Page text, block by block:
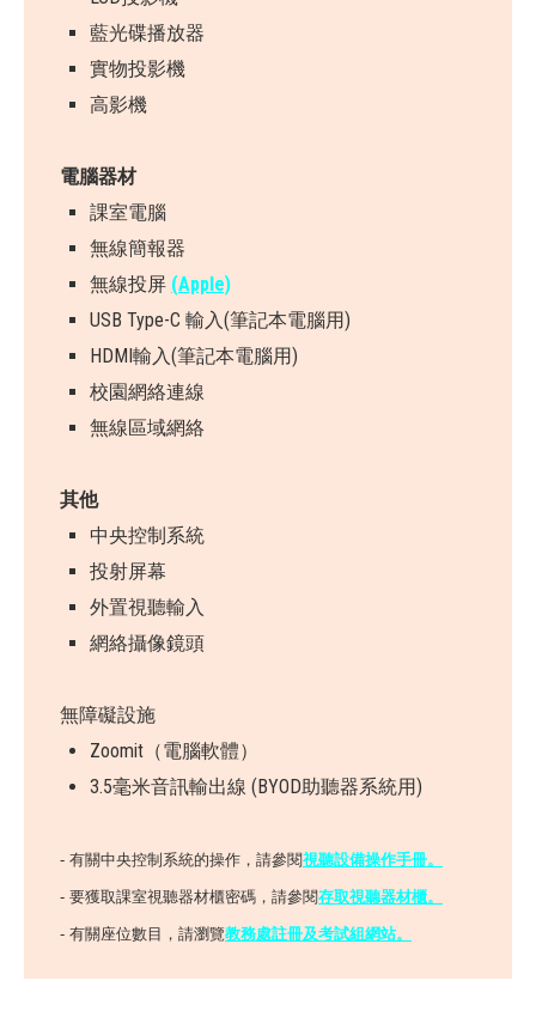
藍光碟播放器
實物投影機
高影機
電腦器材
課室電腦
無線簡報器
無線投屏 (Apple)
USB Type-C 輸入(筆記本電腦用)
HDMI輸入(筆記本電腦用)
校園網絡連線
無線區域網絡
其他
中央控制系統
投射屏幕
外置視聽輸入
網絡攝像鏡頭
無障礙設施
Zoomit（電腦軟體）
3.5毫米音訊輸出線 (BYOD助聽器系統用)
- 有關中央控制系統的操作，請參閱視聽設備操作手冊。
- 要獲取課室視聽器材櫃密碼，請參閱存取視聽器材櫃。
- 有關座位數目，請瀏覽教務處註冊及考試組網站。